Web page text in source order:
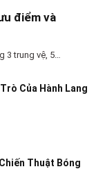
điểm và
3 trung vệ, 5…
Của Hành Lang
Thuật Bóng